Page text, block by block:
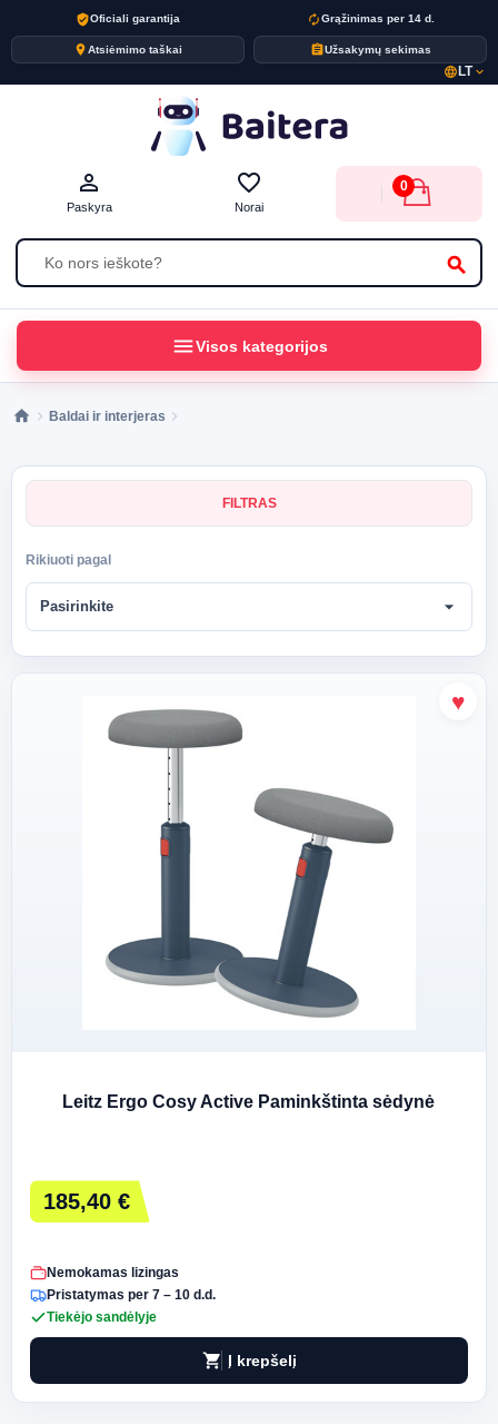
verified_userOficiali garantija autorenewGrąžinimas per 14 d.
placeAtsiėmimo taškai assignmentUžsakymų sekimas
language LTexpand_more
search
person_outline
Paskyra
favorite_border
Norai
0
menuVisos kategorijos
Baldai ir interjeras
FILTRAS
Rikiuoti pagal
Pasirinkite arrow_drop_down
Leitz Ergo Cosy Active Paminkštinta sėdynė
185,40 €
Nemokamas lizingas
Pristatymas per 7 – 10 d.d.
Tiekėjo sandėlyje
shopping_cart Į krepšelį